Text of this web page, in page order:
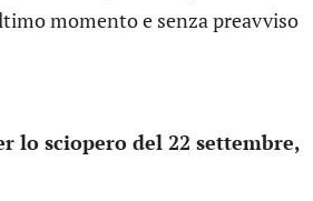
momento e senza preavviso
lo sciopero del 22 settembre,